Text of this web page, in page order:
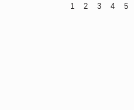
1 2 3 4 5